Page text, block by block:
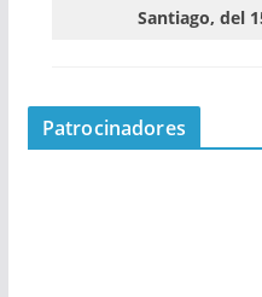
Santiago, del
Patrocinadores